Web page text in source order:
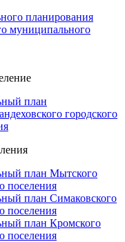
планирования
муниципального
план
городского
план Мытского
поселения
план Симаковского
поселения
план Кромского
поселения